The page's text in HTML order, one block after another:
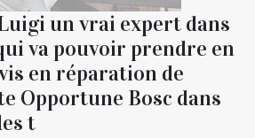
un vrai expert dans
va pouvoir prendre en
en réparation de
Opportune Bosc dans
t